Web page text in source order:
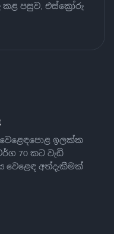
පසුව, එස්ක්‍රෝරු
ඉලක්ක
70 කට වැඩි
අත්දැකීමක්